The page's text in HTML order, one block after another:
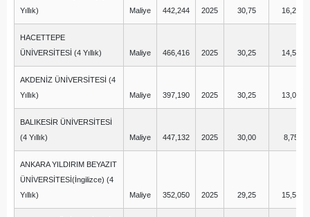
Yıllık)
Maliye 442,244 2025 30,75 16,25
HACETTEPE
ÜNİVERSİTESİ (4 Yıllık)
Maliye 466,416 2025 30,25 14,50
AKDENİZ ÜNİVERSİTESİ (4
Yıllık)
Maliye 397,190 2025 30,25 13,00
BALIKESİR ÜNİVERSİTESİ
(4 Yıllık)
Maliye 447,132 2025 30,00 8,75
ANKARA YILDIRIM BEYAZIT
ÜNİVERSİTESİ(İngilizce) (4
Yıllık)
Maliye 352,050 2025 29,25 15,50